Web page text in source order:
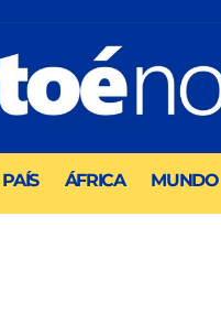
PAÍS ÁFRICA MUNDO